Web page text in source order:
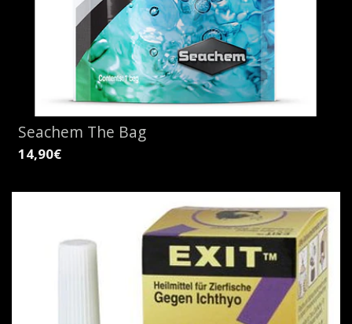
Seachem The Bag
14,90€